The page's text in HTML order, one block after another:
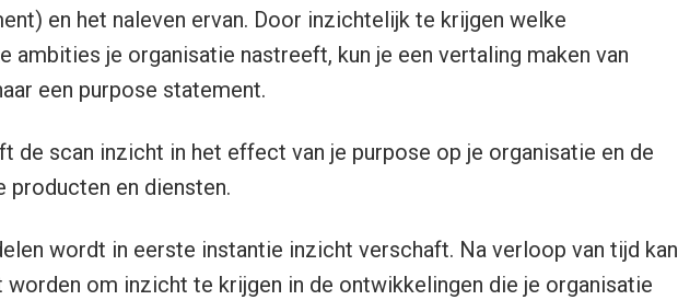
en het naleven ervan. Door inzichtelijk te krijgen welke
ambities je organisatie nastreeft, kun je een vertaling maken van
een purpose statement.
de scan inzicht in het effect van je purpose op je organisatie en de
producten en diensten.
wordt in eerste instantie inzicht verschaft. Na verloop van tijd kan
worden om inzicht te krijgen in de ontwikkelingen die je organisatie